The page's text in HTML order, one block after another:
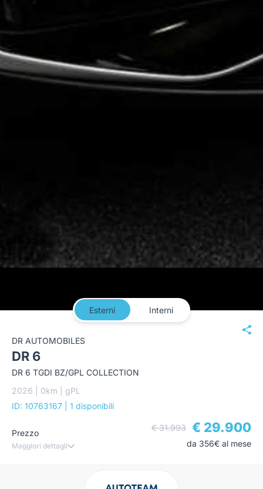
Esterni Interni
DR AUTOMOBILES
DR 6
DR 6 TGDI BZ/GPL COLLECTION
2026 | 0km | gPL
ID: 10763167
| 1 disponibili
Prezzo
Maggiori dettagli
€ 31.993 € 29.900
da 356€ al mese